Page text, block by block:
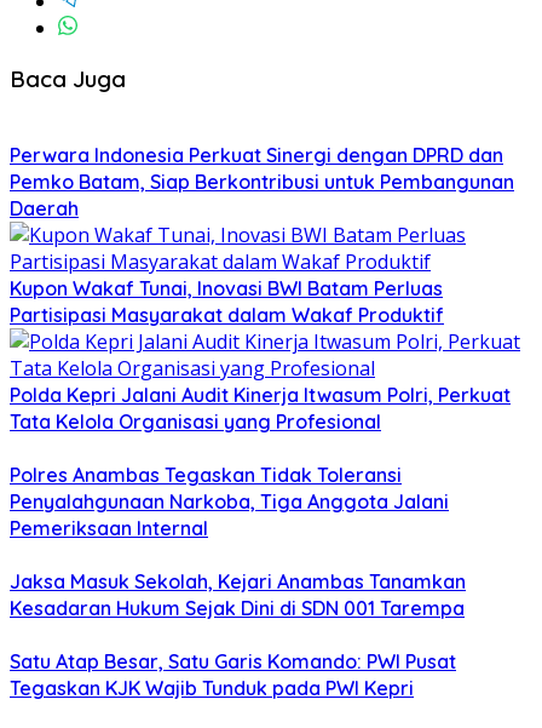
Baca Juga
Perwara Indonesia Perkuat Sinergi dengan DPRD dan
Pemko Batam, Siap Berkontribusi untuk Pembangunan
Daerah
Kupon Wakaf Tunai, Inovasi BWI Batam Perluas
Partisipasi Masyarakat dalam Wakaf Produktif
Polda Kepri Jalani Audit Kinerja Itwasum Polri, Perkuat
Tata Kelola Organisasi yang Profesional
Polres Anambas Tegaskan Tidak Toleransi
Penyalahgunaan Narkoba, Tiga Anggota Jalani
Pemeriksaan Internal
Jaksa Masuk Sekolah, Kejari Anambas Tanamkan
Kesadaran Hukum Sejak Dini di SDN 001 Tarempa
Satu Atap Besar, Satu Garis Komando: PWI Pusat
Tegaskan KJK Wajib Tunduk pada PWI Kepri